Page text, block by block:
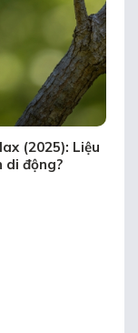
(2025): Liệu
di động?